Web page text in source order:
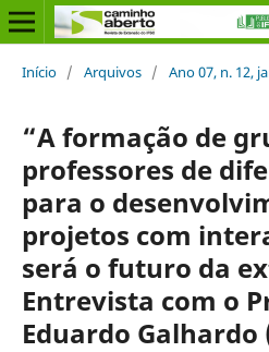
Início / Arquivos / Ano 07, n. 12,
“A formação de
professores de
para o
projetos com
será o futuro da
Entrevista com o
Eduardo Galhardo